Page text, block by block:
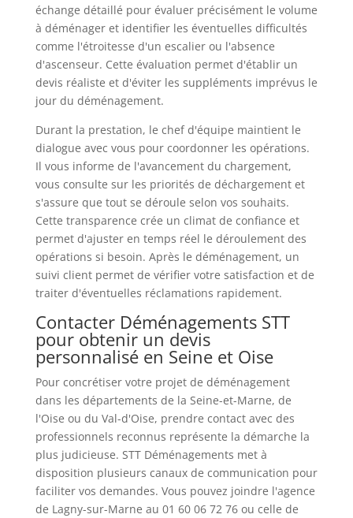
échange détaillé pour évaluer précisément le volume
à déménager et identifier les éventuelles difficultés
comme l'étroitesse d'un escalier ou l'absence
d'ascenseur. Cette évaluation permet d'établir un
devis réaliste et d'éviter les suppléments imprévus le
jour du déménagement.
Durant la prestation, le chef d'équipe maintient le
dialogue avec vous pour coordonner les opérations.
Il vous informe de l'avancement du chargement,
vous consulte sur les priorités de déchargement et
s'assure que tout se déroule selon vos souhaits.
Cette transparence crée un climat de confiance et
permet d'ajuster en temps réel le déroulement des
opérations si besoin. Après le déménagement, un
suivi client permet de vérifier votre satisfaction et de
traiter d'éventuelles réclamations rapidement.
Contacter Déménagements STT
pour obtenir un devis
personnalisé en Seine et Oise
Pour concrétiser votre projet de déménagement
dans les départements de la Seine-et-Marne, de
l'Oise ou du Val-d'Oise, prendre contact avec des
professionnels reconnus représente la démarche la
plus judicieuse. STT Déménagements met à
disposition plusieurs canaux de communication pour
faciliter vos demandes. Vous pouvez joindre l'agence
de Lagny-sur-Marne au 01 60 06 72 76 ou celle de